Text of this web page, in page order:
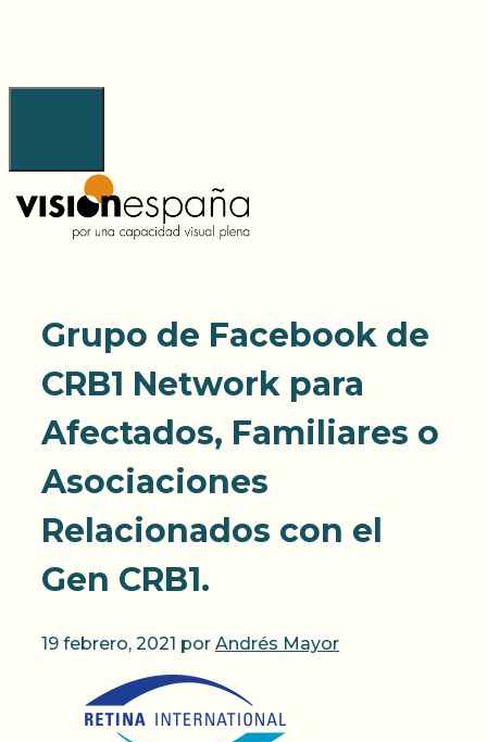
Grupo de Facebook de
CRB1 Network para
Afectados, Familiares o
Asociaciones
Relacionados con el
Gen CRB1.
19 febrero, 2021 por Andrés Mayor